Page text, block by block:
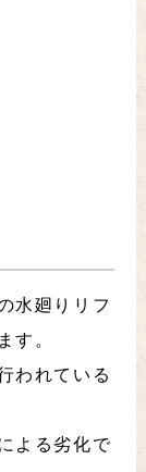
水廻りリフ
す。
われている
よる劣化で